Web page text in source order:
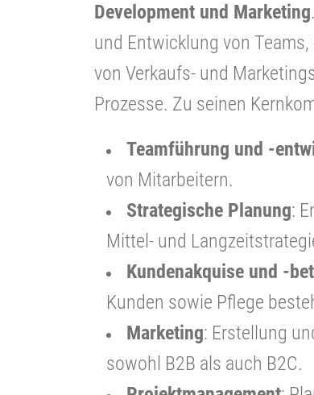
Development und Marketing
und Entwicklung von
von Verkaufs- und
Prozesse. Zu seinen
Teamführung und -
von Mitarbeitern.
Strategische Planung:
Mittel- und
Kundenakquise und -
Kunden sowie Pflege
Marketing: Erstellung
sowohl B2B als auch B2C.